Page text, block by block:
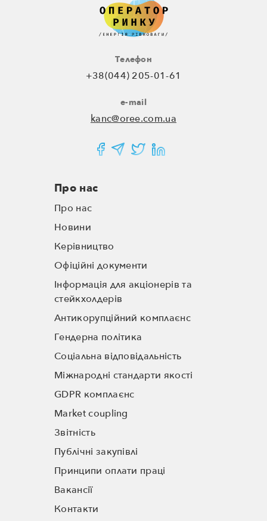
Телефон
+38(044) 205-01-61
e-mail
kanc@oree.com.ua
Про нас
Про нас
Новини
Керівництво
Офіційні документи
Інформація для акціонерів та
стейкхолдерів
Антикорупційний комплаєнс
Гендерна політика
Соціальна відповідальність
Міжнародні стандарти якості
GDPR комплаєнс
Market coupling
Звітність
Публічні закупівлі
Принципи оплати праці
Вакансії
Контакти